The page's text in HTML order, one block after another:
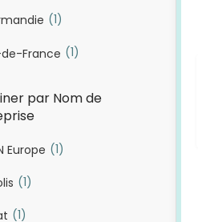
(1)
France (1)
par Nom de
Europe (1)
(1)
(1)